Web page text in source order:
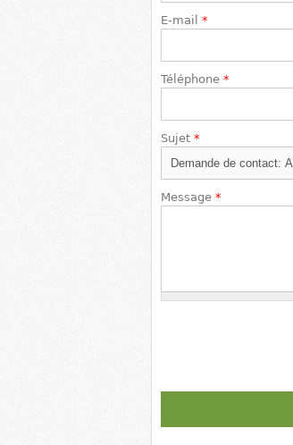
E-mail *
Téléphone *
Sujet *
Message *